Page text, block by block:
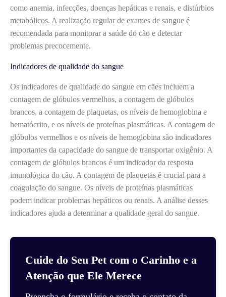
como anemia, infecções, doenças hepáticas e renais, e distúrbios
metabólicos. A realização regular de exames de sangue é
recomendada para monitorar a saúde do cão e detectar
problemas precocemente.
Indicadores de qualidade do sangue
Os indicadores de qualidade do sangue em cães incluem a
contagem de glóbulos vermelhos, a contagem de glóbulos
brancos, a contagem de plaquetas, os níveis de hemoglobina e
hematócrito, e os níveis de proteínas plasmáticas. A contagem de
glóbulos vermelhos e os níveis de hemoglobina são indicadores
importantes da capacidade do sangue de transportar oxigênio. A
contagem de glóbulos brancos é um indicador da resposta
imunológica do cão. A contagem de plaquetas é crucial para a
coagulação do sangue. Os níveis de proteínas plasmáticas
podem indicar problemas hepáticos ou renais. A análise desses
indicadores ajuda a determinar a qualidade geral do sangue.
Cuide do Seu Pet com o Carinho e a
Atenção que Ele Merece